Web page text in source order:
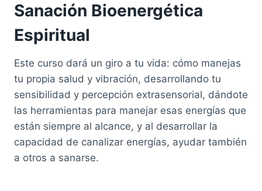
Sanación Bioenergética
Espiritual
Este curso dará un giro a tu vida: cómo manejas
tu propia salud y vibración, desarrollando tu
sensibilidad y percepción extrasensorial, dándote
las herramientas para manejar esas energías que
están siempre al alcance, y al desarrollar la
capacidad de canalizar energías, ayudar también
a otros a sanarse.